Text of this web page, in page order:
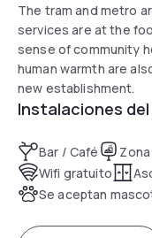
The tram and metro
services are at the
sense of community
human warmth are
new establishment.
Instalaciones
Bar / Café
Wifi gratuito
Se aceptan